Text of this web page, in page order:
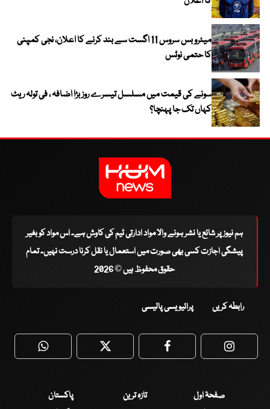
میٹرو بس سروس 11 اگست سے بند کرنے کا اعلان، نجی کمپنی
کا حتمی نوٹس
سونے کی قیمت میں مسلسل تیسرے روز بڑا اضافہ ، فی تولہ ریٹ
کہاں تک جا پہنچا؟
ہم نیوز پر شائع یا نشر ہونے والا مواد ادارتی ٹیم کی کاوش ہے۔ اس مواد کو بغیر
پیشگی اجازت کسی بھی صورت میں استعمال یا نقل کرنا درست نہیں۔ تمام
حقوق محفوظ ہیں © 2026
رابطہ کریں پرائیویسی پالیسی
WhatsApp Twitter Facebook
صفحۂ اول تازہ ترین
پاکستان